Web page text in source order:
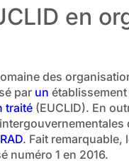
en
des
par un
traité (EUCLID). En
. Fait remarquable,
numéro 1 en 2016.